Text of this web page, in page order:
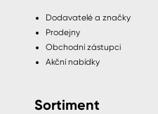
Dodavatelé a značky
Prodejny
Obchodní zástupci
Akční nabídky
Sortiment